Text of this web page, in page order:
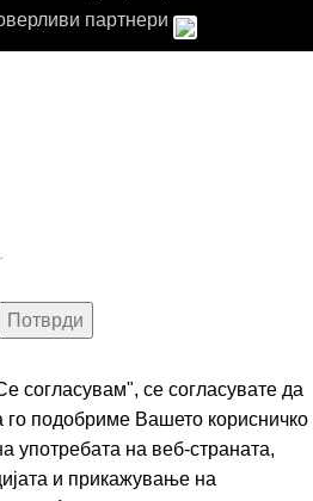
партнери
согласувам", се согласувате да
го подобриме Вашето корисничко
употребата на веб-страната,
и прикажување на